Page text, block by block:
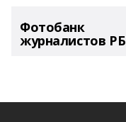
Фотобанк
журналистов РБ